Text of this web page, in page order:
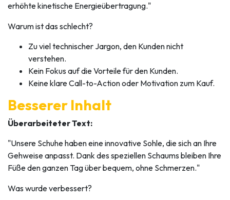
erhöhte kinetische Energieübertragung."
Warum ist das schlecht?
Zu viel technischer Jargon, den Kunden nicht
verstehen.
Kein Fokus auf die Vorteile für den Kunden.
Keine klare Call-to-Action oder Motivation zum Kauf.
Besserer Inhalt
Überarbeiteter Text:
"Unsere Schuhe haben eine innovative Sohle, die sich an Ihre
Gehweise anpasst. Dank des speziellen Schaums bleiben Ihre
Füße den ganzen Tag über bequem, ohne Schmerzen."
Was wurde verbessert?